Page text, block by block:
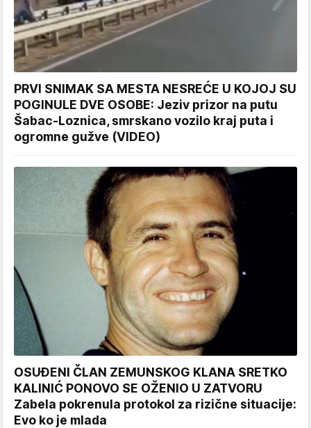
PRVI SNIMAK SA MESTA NESREĆE U KOJOJ SU
POGINULE DVE OSOBE: Jeziv prizor na putu
Šabac-Loznica, smrskano vozilo kraj puta i
ogromne gužve (VIDEO)
OSUĐENI ČLAN ZEMUNSKOG KLANA SRETKO
KALINIĆ PONOVO SE OŽENIO U ZATVORU
Zabela pokrenula protokol za rizične situacije:
Evo ko je mlada